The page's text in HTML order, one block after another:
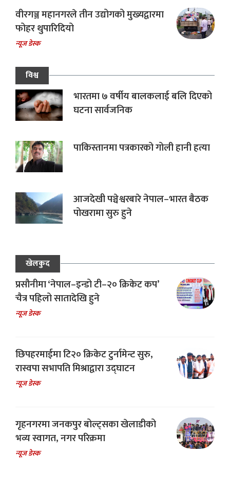
वीरगञ्ज महानगरले तीन उद्योगको मुख्यद्वारमा
फोहर थुपारिदियो
न्यूज डेस्क
विश्व
भारतमा ७ वर्षीय बालकलाई बलि दिएको
घटना सार्वजनिक
पाकिस्तानमा पत्रकारको गोली हानी हत्या
आजदेखी पञ्चेश्वरबारे नेपाल–भारत बैठक
पोखरामा सुरु हुने
खेलकुद
प्रसौनीमा ‘नेपाल–इन्डो टी–२० क्रिकेट कप’
चैत्र पहिलो सातादेखि हुने
न्यूज डेस्क
छिपहरमाईमा टि२० क्रिकेट टुर्नामेन्ट सुरु,
रास्वपा सभापति मिश्राद्वारा उद्घाटन
न्यूज डेस्क
गृहनगरमा जनकपुर बोल्ट्सका खेलाडीको
भव्य स्वागत, नगर परिक्रमा
न्यूज डेस्क